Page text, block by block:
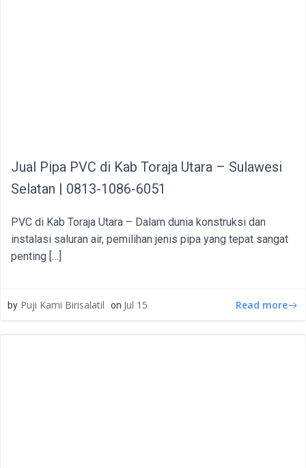
Jual Pipa PVC di Kab Toraja Utara – Sulawesi
Selatan | 0813-1086-6051
PVC di Kab Toraja Utara – Dalam dunia konstruksi dan
instalasi saluran air, pemilihan jenis pipa yang tepat sangat
penting […]
by Puji Kami Birisalatil on Jul 15 Read more